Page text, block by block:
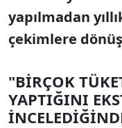
yapılmadan
çekimlere
"BİRÇOK
YAPTIĞINI